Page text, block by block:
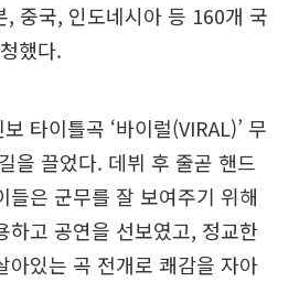
, 중국, 인도네시아 등 160개 국
했다.
타이틀곡 ‘바이럴(VIRAL)’ 무
을 끌었다. 데뷔 후 줄곧 핸드
들은 군무를 잘 보여주기 위해
하고 공연을 선보였고, 정교한
아있는 곡 전개로 쾌감을 자아